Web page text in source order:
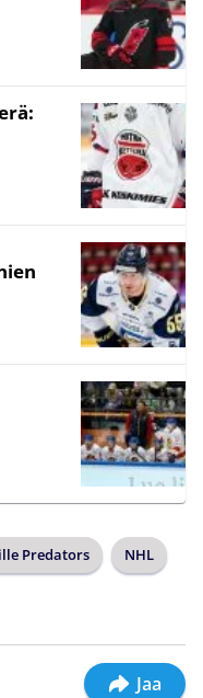
Predators NHL
Jaa